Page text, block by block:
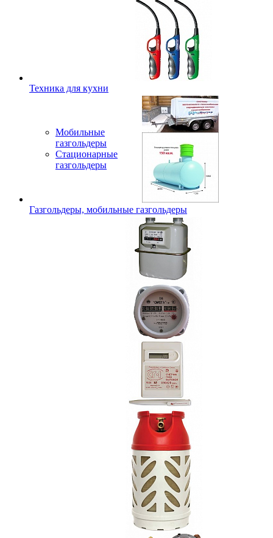
Техника для кухни
Мобильные
газгольдеры
Стационарные
газгольдеры
Газгольдеры, мобильные газгольдеры